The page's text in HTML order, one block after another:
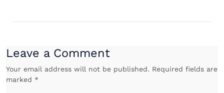
Leave a Comment
Your email address will not be published. Required fields are
marked *